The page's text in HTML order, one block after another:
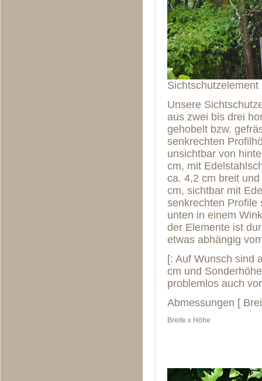
Unsere
aus zwei bis drei
gehobelt bzw.
senkrechten
unsichtbar von
cm, mit
ca. 4,2 cm breit
cm, sichtbar mit
senkrechten Profile
unten in einem
der Elemente ist
etwas abhängig
[: Auf Wunsch sind
cm und
problemlos auch
Abmessungen [
Breite x Höhe